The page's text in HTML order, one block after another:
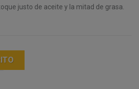
justo de aceite y la mitad de grasa.